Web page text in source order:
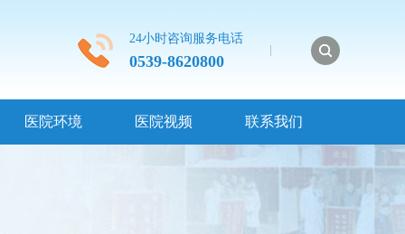
24小时咨询服务电话
0539-8620800
医院环境 医院视频 联系我们